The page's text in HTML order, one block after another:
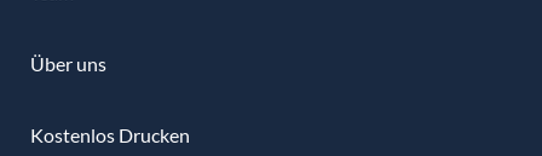
Über uns
Kostenlos Drucken